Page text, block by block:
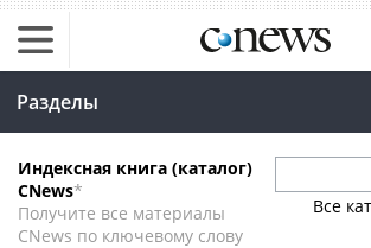
Разделы
Индексная книга (каталог)
CNews*
Получите все материалы
CNews по ключевому слову
Все